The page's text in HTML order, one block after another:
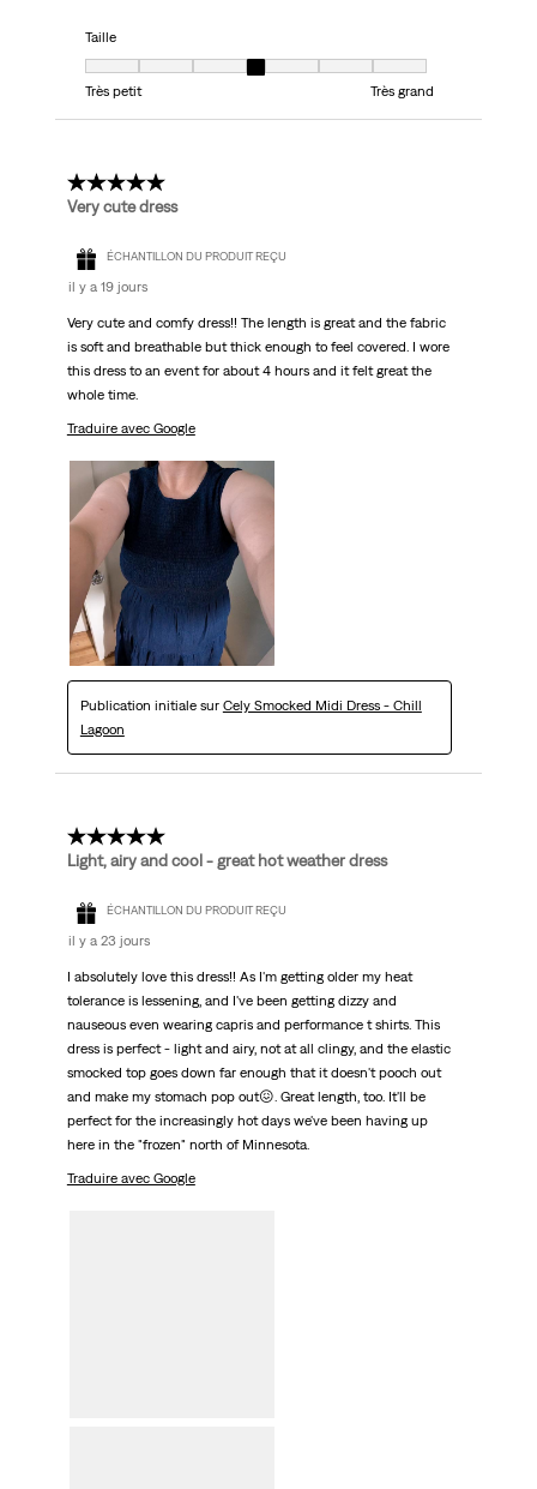
Taille
Taille, 4 sur 7, où 1 est égal à Très petit et 7 est égal à Très grand
Très petit
Très grand
5 étoile(s) sur 5.
Very cute dress
ÉCHANTILLON DU PRODUIT REÇU
il y a 19 jours
Very cute and comfy dress!! The length is great and the fabric
is soft and breathable but thick enough to feel covered. I wore
this dress to an event for about 4 hours and it felt great the
whole time.
Traduire avec Google
Publication initiale sur Cely Smocked Midi Dress - Chill
Lagoon
5 étoile(s) sur 5.
Light, airy and cool - great hot weather dress
ÉCHANTILLON DU PRODUIT REÇU
il y a 23 jours
I absolutely love this dress!! As I'm getting older my heat
tolerance is lessening, and I've been getting dizzy and
nauseous even wearing capris and performance t shirts. This
dress is perfect - light and airy, not at all clingy, and the elastic
smocked top goes down far enough that it doesn't pooch out
and make my stomach pop out😖. Great length, too. It'll be
perfect for the increasingly hot days we've been having up
here in the "frozen" north of Minnesota.
Traduire avec Google